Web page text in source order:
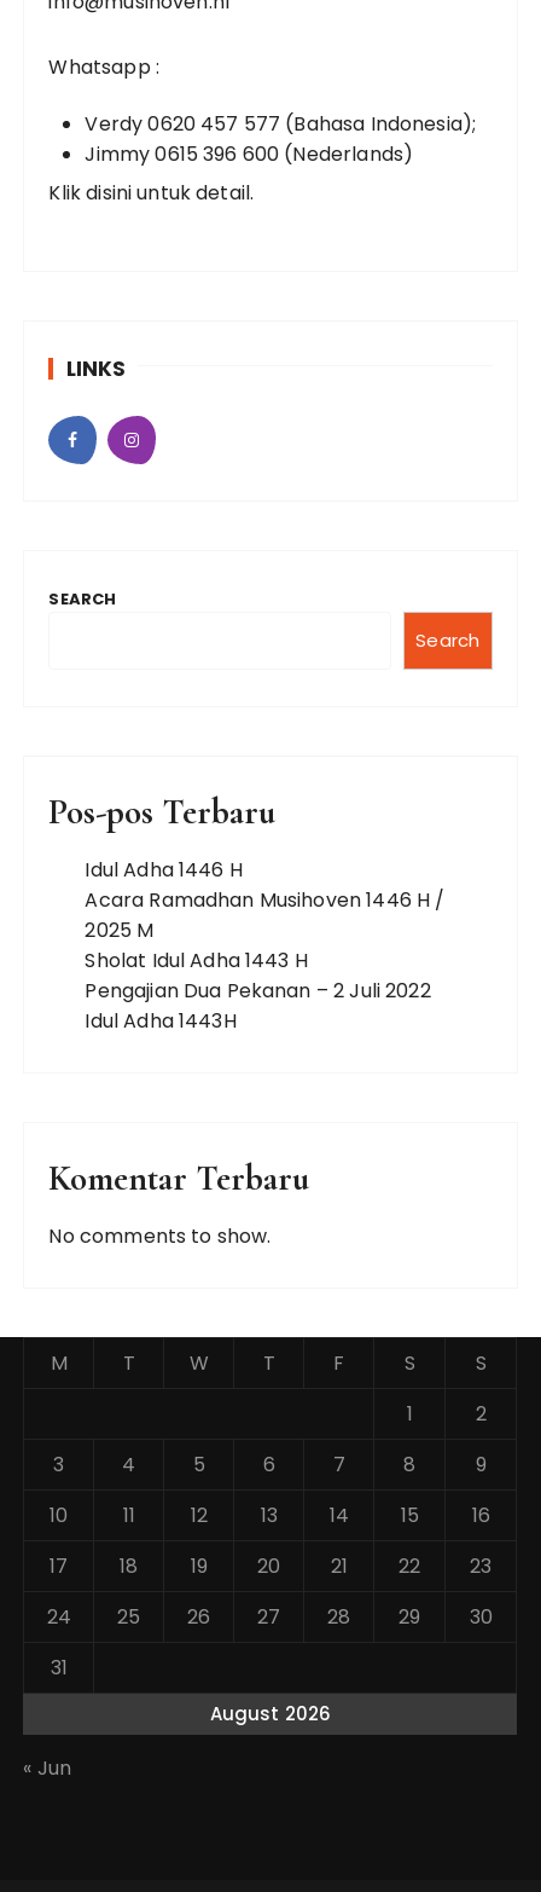
Whatsapp :
Verdy 0620 457 577 (Bahasa Indonesia);
Jimmy 0615 396 600 (Nederlands)
Klik disini untuk detail.
LINKS
SEARCH
Search
Pos-pos Terbaru
Idul Adha 1446 H
Acara Ramadhan Musihoven 1446 H /
2025 M
Sholat Idul Adha 1443 H
Pengajian Dua Pekanan – 2 Juli 2022
Idul Adha 1443H
Komentar Terbaru
No comments to show.
August 2026
M T W T F S
S
1
2
3
4 5 6 7 8
9
10
11 12 13 14 15
16
17
18 19 20 21 22
23
24
25 26 27 28 29
30
31
« Jun